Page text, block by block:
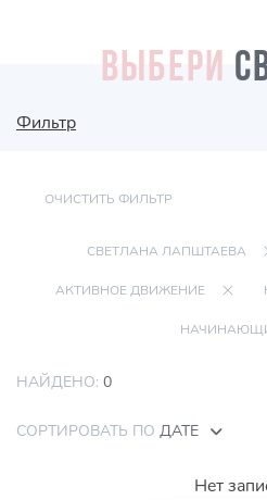
ВЫБЕРИ
Фильтр
ОЧИСТИТЬ ФИЛЬТР
СВЕТЛАНА ЛАПШТАЕВА
АКТИВНОЕ ДВИЖЕНИЕ
НАЙДЕНО: 0
СОРТИРОВАТЬ ПО ДАТЕ
Нет